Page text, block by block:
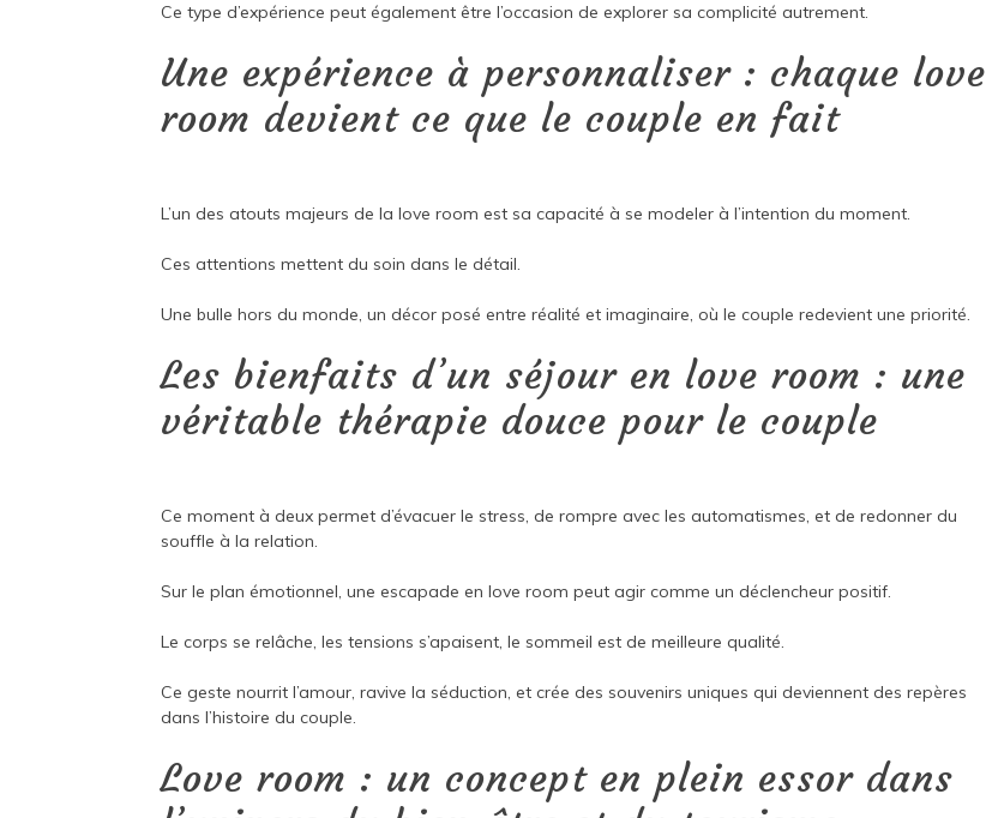
Ce type d’expérience peut également être l’occasion de explorer sa complicité autrement.
Une expérience à personnaliser : chaque love
room devient ce que le couple en fait
L’un des atouts majeurs de la love room est sa capacité à se modeler à l’intention du moment.
Ces attentions mettent du soin dans le détail.
Une bulle hors du monde, un décor posé entre réalité et imaginaire, où le couple redevient une priorité.
Les bienfaits d’un séjour en love room : une
véritable thérapie douce pour le couple
Ce moment à deux permet d’évacuer le stress, de rompre avec les automatismes, et de redonner du
souffle à la relation.
Sur le plan émotionnel, une escapade en love room peut agir comme un déclencheur positif.
Le corps se relâche, les tensions s’apaisent, le sommeil est de meilleure qualité.
Ce geste nourrit l’amour, ravive la séduction, et crée des souvenirs uniques qui deviennent des repères
dans l’histoire du couple.
Love room : un concept en plein essor dans